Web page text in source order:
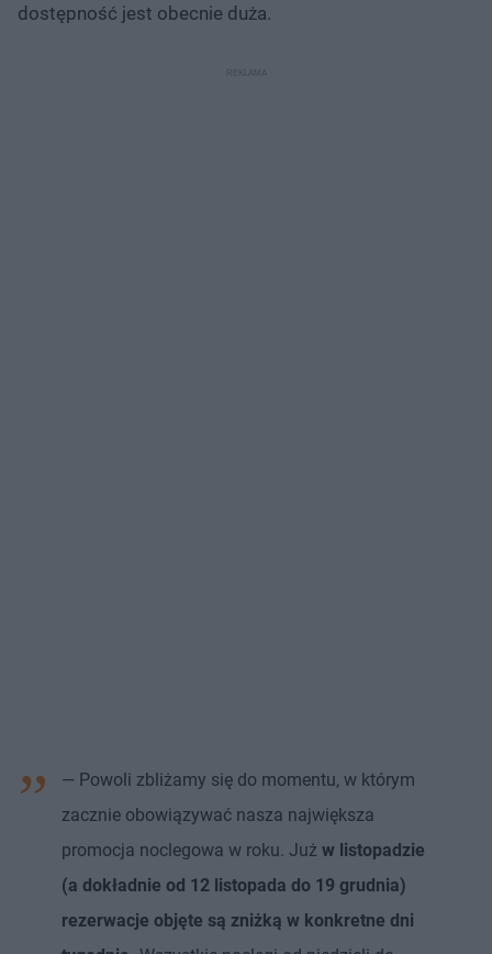
dostępność jest obecnie duża.
— Powoli zbliżamy się do momentu, w którym
zacznie obowiązywać nasza największa
promocja noclegowa w roku. Już w listopadzie
(a dokładnie od 12 listopada do 19 grudnia)
rezerwacje objęte są zniżką w konkretne dni